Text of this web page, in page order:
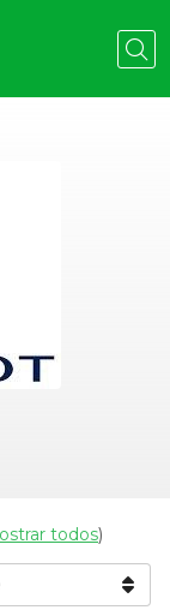
todos)